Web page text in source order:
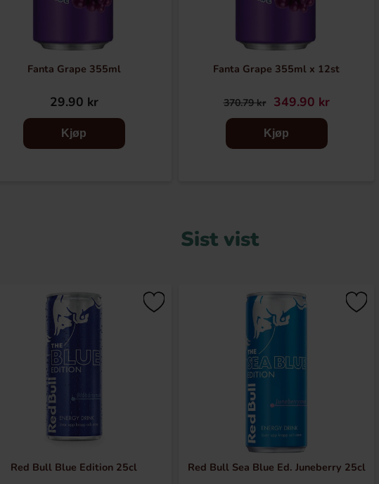
Fanta Grape 355ml
29.90 kr
Kjøp
Fanta Grape 355ml x 12st
370.79 kr 349.90 kr
Kjøp
Sist vist
Red Bull Blue Edition 25cl Red Bull Sea Blue Ed. Juneberry 25cl